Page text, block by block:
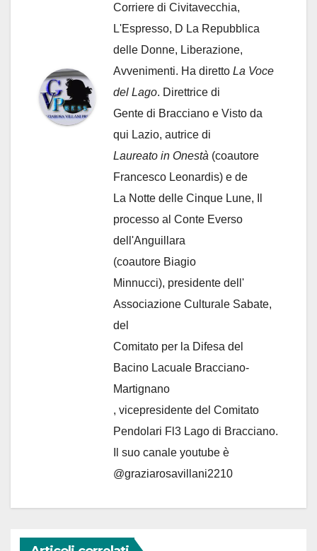
Corriere di Civitavecchia,
L'Espresso, D La Repubblica
delle Donne, Liberazione,
Avvenimenti. Ha diretto La Voce
del Lago. Direttrice di
Gente di Bracciano e Visto da
qui Lazio, autrice di
Laureato in Onestà (coautore
Francesco Leonardis) e de
La Notte delle Cinque Lune, Il
processo al Conte Everso
dell'Anguillara
(coautore Biagio
Minnucci), presidente dell'
Associazione Culturale Sabate,
del
Comitato per la Difesa del
Bacino Lacuale Bracciano-
Martignano
, vicepresidente del Comitato
Pendolari Fl3 Lago di Bracciano.
Il suo canale youtube è
@graziarosavillani2210